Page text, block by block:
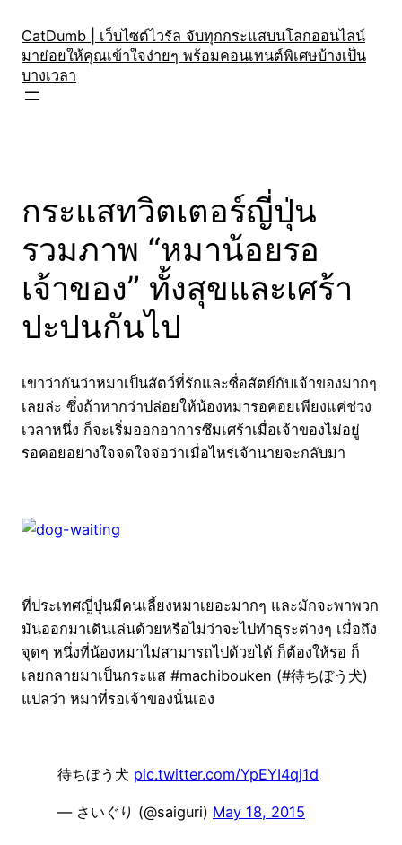
content
CatDumb | เว็บไซต์ไวรัล จับทุกกระแสบนโลกออนไลน์
มาย่อยให้คุณเข้าใจง่ายๆ พร้อมคอนเทนต์พิเศษบ้างเป็น
บางเวลา
กระแสทวิตเตอร์ญี่ปุ่น
รวมภาพ “หมาน้อยรอ
เจ้าของ” ทั้งสุขและเศร้า
ปะปนกันไป
เขาว่ากันว่าหมาเป็นสัตว์ที่รักและซื่อสัตย์กับเจ้าของมากๆ
เลยล่ะ ซึ่งถ้าหากว่าปล่อยให้น้องหมารอคอยเพียงแค่ช่วง
เวลาหนึ่ง ก็จะเริ่มออกอาการซึมเศร้าเมื่อเจ้าของไม่อยู่
รอคอยอย่างใจจดใจจ่อว่าเมื่อไหร่เจ้านายจะกลับมา
ที่ประเทศญี่ปุ่นมีคนเลี้ยงหมาเยอะมากๆ และมักจะพาพวก
มันออกมาเดินเล่นด้วยหรือไม่ว่าจะไปทำธุระต่างๆ เมื่อถึง
จุดๆ หนึ่งที่น้องหมาไม่สามารถไปด้วยได้ ก็ต้องให้รอ ก็
เลยกลายมาเป็นกระแส #machibouken (#待ちぼう犬)
แปลว่า หมาที่รอเจ้าของนั่นเอง
待ちぼう犬 pic.twitter.com/YpEYI4qj1d
— さいぐり (@saiguri) May 18, 2015